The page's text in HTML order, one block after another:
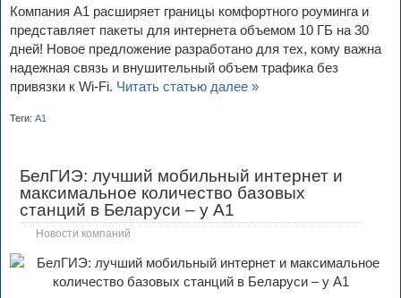
Компания А1 расширяет границы комфортного роуминга и
представляет пакеты для интернета объемом 10 ГБ на 30
дней! Новое предложение разработано для тех, кому важна
надежная связь и внушительный объем трафика без
привязки к Wi-Fi. Читать статью далее »
Теги: А1
БелГИЭ: лучший мобильный интернет и
максимальное количество базовых
станций в Беларуси – у А1
Новости компаний